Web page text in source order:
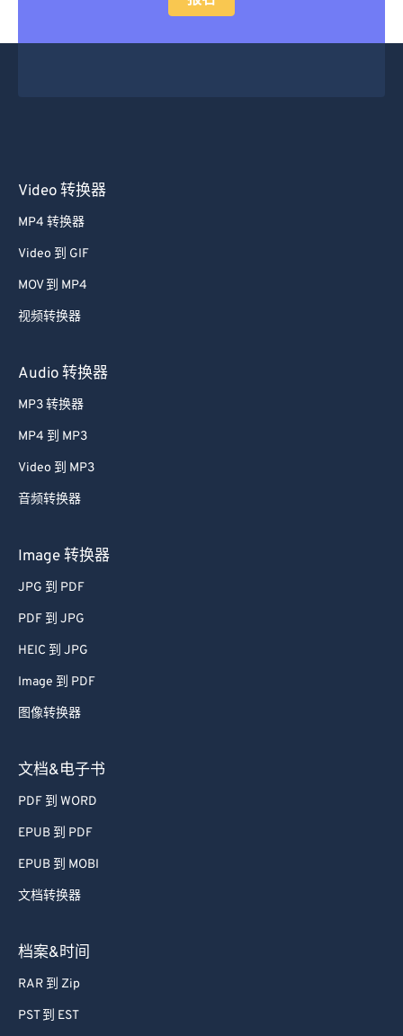
Video 转换器
MP4 转换器
Video 到 GIF
MOV 到 MP4
视频转换器
Audio 转换器
MP3 转换器
MP4 到 MP3
Video 到 MP3
音频转换器
Image 转换器
JPG 到 PDF
PDF 到 JPG
HEIC 到 JPG
Image 到 PDF
图像转换器
文档&电子书
PDF 到 WORD
EPUB 到 PDF
EPUB 到 MOBI
文档转换器
档案&时间
RAR 到 Zip
PST 到 EST